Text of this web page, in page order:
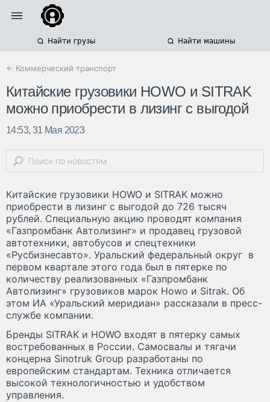
Найти грузы Найти машины
← Коммерческий транспорт
Китайские грузовики HOWO и SITRAK
можно приобрести в лизинг с выгодой
14:53, 31 Мая 2023
Китайские грузовики HOWO и SITRAK можно
приобрести в лизинг с выгодой до 726 тысяч
рублей. Специальную акцию проводят компания
«Газпромбанк Автолизинг» и продавец грузовой
автотехники, автобусов и спецтехники
«Русбизнесавто». Уральский федеральный округ в
первом квартале этого года был в пятерке по
количеству реализованных «Газпромбанк
Автолизинг» грузовиков марок Howo и Sitrak. Об
этом ИА «Уральский меридиан» рассказали в пресс-
службе компании.
Бренды SITRAK и HOWO входят в пятерку самых
востребованных в России. Самосвалы и тягачи
концерна Sinotruk Group разработаны по
европейским стандартам. Техника отличается
высокой технологичностью и удобством
управления.